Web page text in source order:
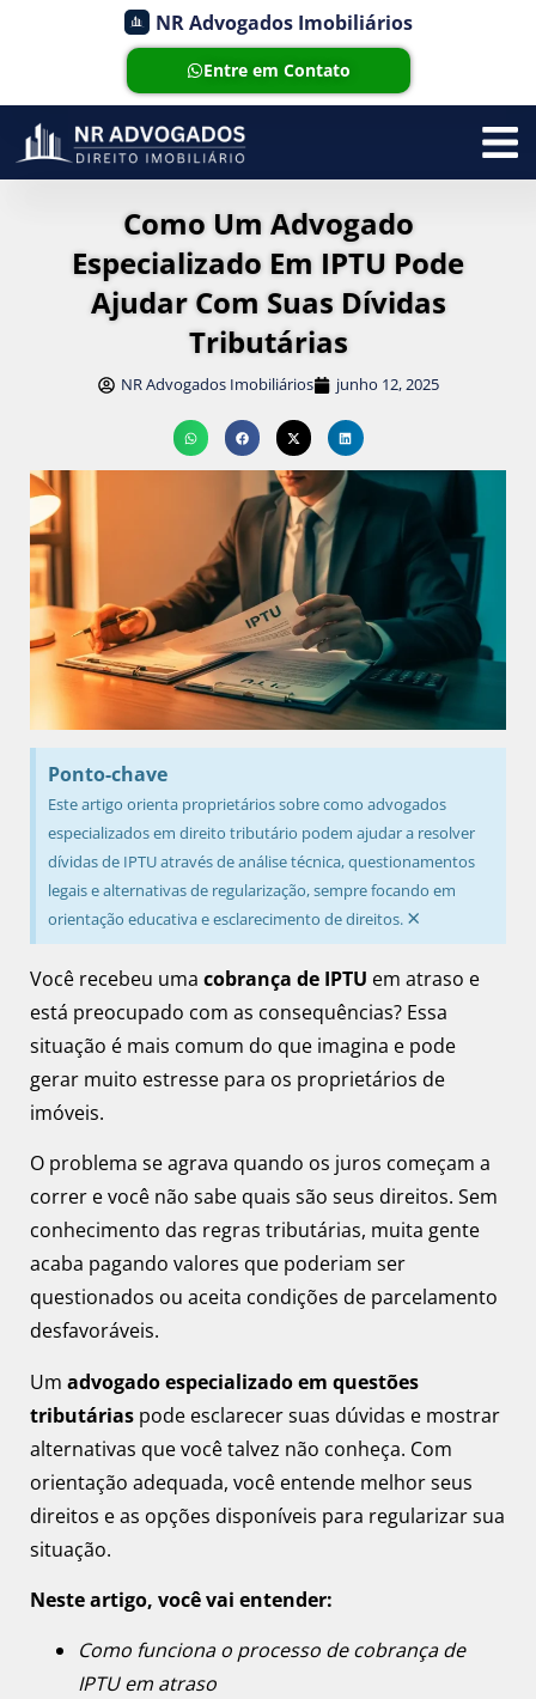
NR Advogados Imobiliários
Entre em Contato
Como Um Advogado
Especializado Em IPTU Pode
Ajudar Com Suas Dívidas
Tributárias
NR Advogados Imobiliários junho 12, 2025
Ponto-chave
Este artigo orienta proprietários sobre como advogados
especializados em direito tributário podem ajudar a resolver
dívidas de IPTU através de análise técnica, questionamentos
legais e alternativas de regularização, sempre focando em
orientação educativa e esclarecimento de direitos. ×
Você recebeu uma cobrança de IPTU em atraso e
está preocupado com as consequências? Essa
situação é mais comum do que imagina e pode
gerar muito estresse para os proprietários de
imóveis.
O problema se agrava quando os juros começam a
correr e você não sabe quais são seus direitos. Sem
conhecimento das regras tributárias, muita gente
acaba pagando valores que poderiam ser
questionados ou aceita condições de parcelamento
desfavoráveis.
Um advogado especializado em questões
tributárias pode esclarecer suas dúvidas e mostrar
alternativas que você talvez não conheça. Com
orientação adequada, você entende melhor seus
direitos e as opções disponíveis para regularizar sua
situação.
Neste artigo, você vai entender:
Como funciona o processo de cobrança de
IPTU em atraso